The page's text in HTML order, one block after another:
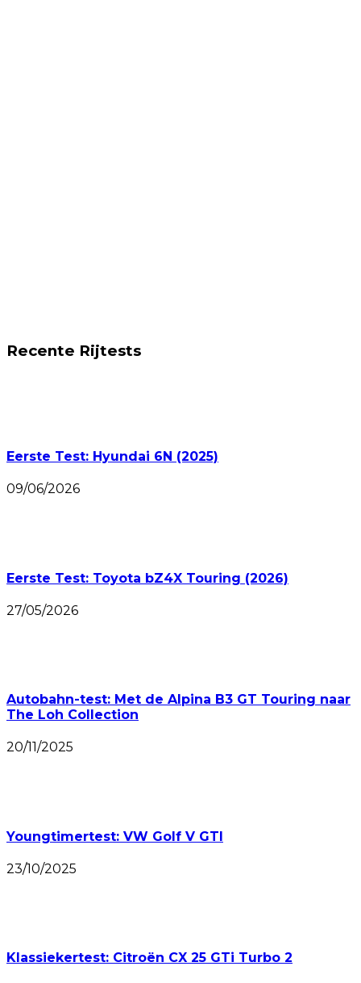
Recente Rijtests
Eerste Test: Hyundai 6N (2025)
09/06/2026
Eerste Test: Toyota bZ4X Touring (2026)
27/05/2026
Autobahn-test: Met de Alpina B3 GT Touring naar
The Loh Collection
20/11/2025
Youngtimertest: VW Golf V GTI
23/10/2025
Klassiekertest: Citroën CX 25 GTi Turbo 2